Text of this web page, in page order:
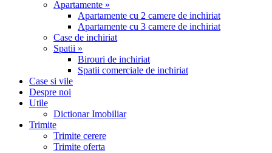
Apartamente »
Apartamente cu 2 camere de inchiriat
Apartamente cu 3 camere de inchiriat
Case de inchiriat
Spatii »
Birouri de inchiriat
Spatii comerciale de inchiriat
Case si vile
Despre noi
Utile
Dictionar Imobiliar
Trimite
Trimite cerere
Trimite oferta